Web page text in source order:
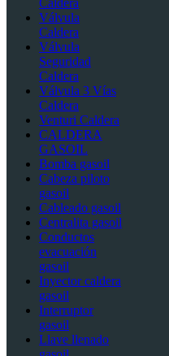
Caldera
Válvula
Caldera
Válvula
Seguridad
Caldera
Válvula 3 Vías
Caldera
Venturi Caldera
CALDERA
GASOIL
Bomba gasoil
Cabeza piloto
gasoil
Cableado gasoil
Centralita gasoil
Conductos
evacuación
gasoil
Inyector caldera
gasoil
Interruptor
gasoil
Llave llenado